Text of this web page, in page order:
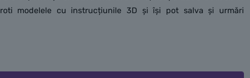
modelele cu instrucțiunile 3D și își pot salva și urmări